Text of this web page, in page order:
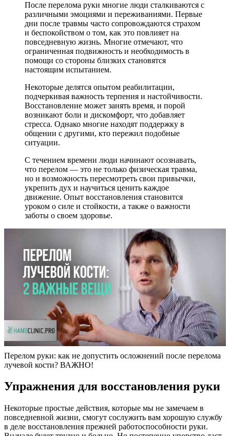
После перелома руки многие люди сталкиваются с
различными эмоциями и переживаниями. Первые
дни после травмы часто сопровождаются страхом
и беспокойством о том, как это повлияет на
повседневную жизнь. Многие отмечают, что
ограниченная подвижность и необходимость в
помощи со стороны близких становятся
настоящим испытанием.
Некоторые делятся опытом реабилитации,
подчеркивая важность терпения и настойчивости.
Восстановление может занять время, и порой
возникают боли и дискомфорт, что добавляет
стресса. Однако многие находят поддержку в
общении с другими, кто пережил подобные
ситуации.
С течением времени люди начинают осознавать,
что перелом — это не только физическая травма,
но и возможность пересмотреть свои привычки,
укрепить дух и научиться ценить каждое
движение. Опыт восстановления становится
уроком о силе и стойкости, а также о важности
заботы о своем здоровье.
Перелом руки: как не допустить осложнений после перелома
лучевой кости? ВАЖНО!
Упражнения для восстановления руки
Некоторые простые действия, которые мы не замечаем в
повседневной жизни, смогут сослужить вам хорошую службу
в деле восстановления прежней работоспособности руки.